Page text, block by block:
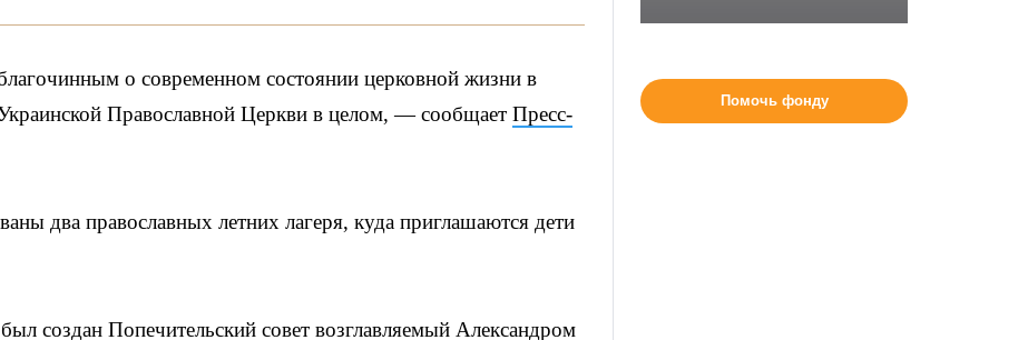
о современном состоянии церковной жизни в
Православной Церкви в целом, — сообщает Пресс-
два православных летних лагеря, куда приглашаются дети
создан Попечительский совет возглавляемый Александром
Помочь фонду